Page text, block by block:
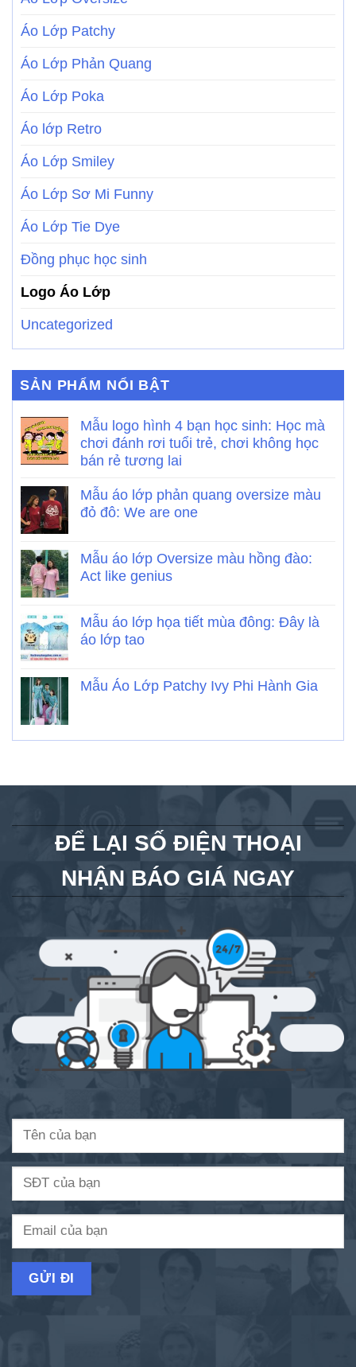
Áo Lớp Patchy
Áo Lớp Phản Quang
Áo Lớp Poka
Áo lớp Retro
Áo Lớp Smiley
Áo Lớp Sơ Mi Funny
Áo Lớp Tie Dye
Đồng phục học sinh
Logo Áo Lớp
Uncategorized
SẢN PHẨM NỔI BẬT
Mẫu logo hình 4 bạn học sinh: Học mà
chơi đánh rơi tuổi trẻ, chơi không học
bán rẻ tương lai
Mẫu áo lớp phản quang oversize màu
đỏ đô: We are one
Mẫu áo lớp Oversize màu hồng đào:
Act like genius
Mẫu áo lớp họa tiết mùa đông: Đây là
áo lớp tao
Mẫu Áo Lớp Patchy Ivy Phi Hành Gia
ĐỂ LẠI SỐ ĐIỆN THOẠI
NHẬN BÁO GIÁ NGAY